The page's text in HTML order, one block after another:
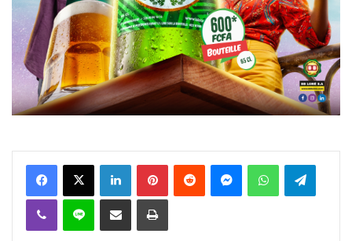
FacebookX Linkedin PinterestReddit MessengerWhatsAppTelegram
Viber Ligne Partager par email Imprimer